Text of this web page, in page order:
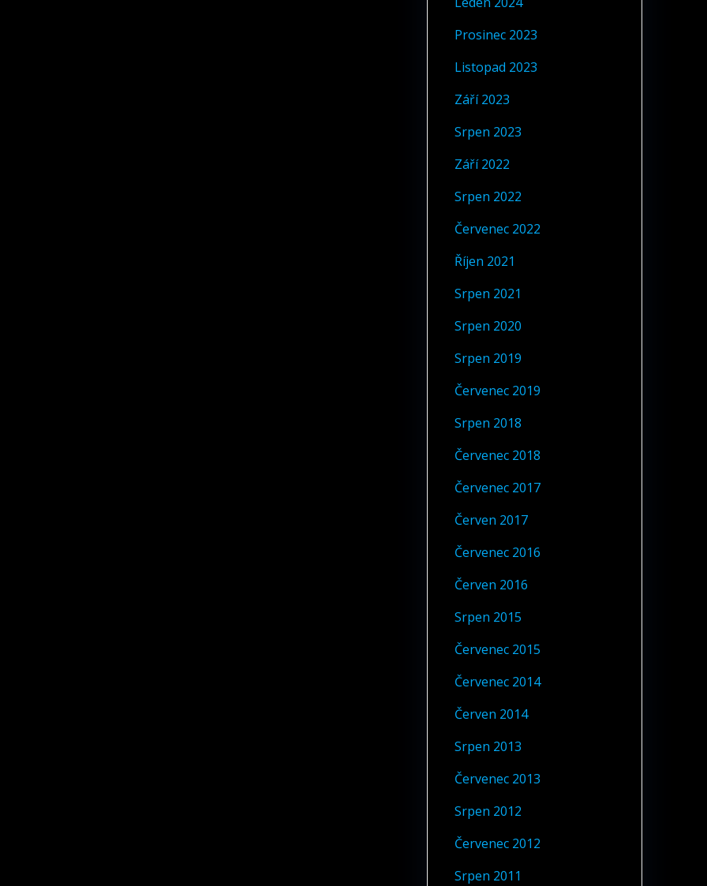
Prosinec 2023
Listopad 2023
Září 2023
Srpen 2023
Září 2022
Srpen 2022
Červenec 2022
Říjen 2021
Srpen 2021
Srpen 2020
Srpen 2019
Červenec 2019
Srpen 2018
Červenec 2018
Červenec 2017
Červen 2017
Červenec 2016
Červen 2016
Srpen 2015
Červenec 2015
Červenec 2014
Červen 2014
Srpen 2013
Červenec 2013
Srpen 2012
Červenec 2012
Srpen 2011